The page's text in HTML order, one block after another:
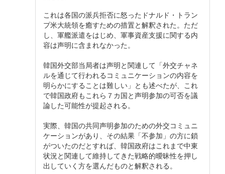
これは各国の派兵拒否に怒ったドナルド・トラン
プ米大統領を癒すための措置と解釈された。ただ
し、軍艦派遣をはじめ、軍事資産支援に関する内
容は声明に含まれなかった。
韓国外交部当局者は声明と関連して「外交チャネ
ルを通じて行われるコミュニケーションの内容を
明らかにすることは難しい」とも述べたが、これ
で韓国政府もこれら７カ国と声明参加の可否を議
論した可能性が提起される。
実際、韓国の共同声明参加のための外交コミュニ
ケーションがあり、その結果「不参加」の方に鎖
がついたのだとすれば、韓国政府はこれまで中東
状況と関連して維持してきた戦略的曖昧性を押し
出していく方を選んだものと解釈される。